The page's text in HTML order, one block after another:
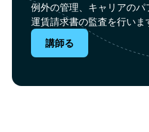
例外の管理、キャリアのパ
運賃請求書の監査を行いま
講師る